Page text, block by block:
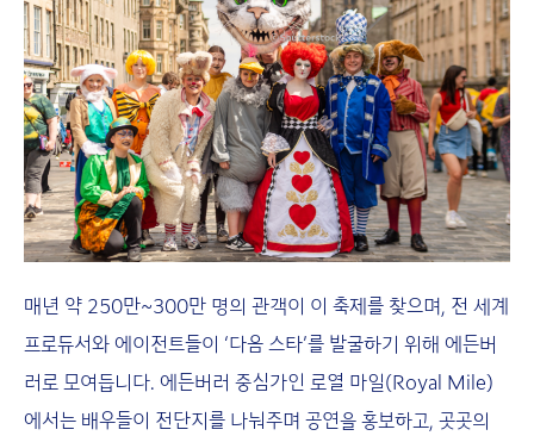
매년 약 250만~300만 명의 관객이 이 축제를 찾으며, 전 세계
프로듀서와 에이전트들이 ‘다음 스타’를 발굴하기 위해 에든버
러로 모여듭니다. 에든버러 중심가인 로열 마일(Royal Mile)
에서는 배우들이 전단지를 나눠주며 공연을 홍보하고, 곳곳의